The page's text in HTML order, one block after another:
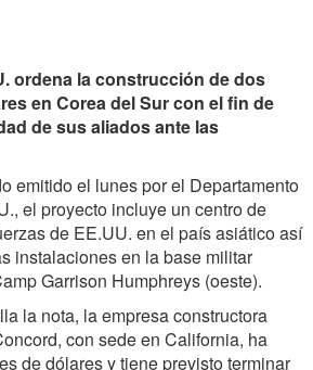
ordena la construcción de dos
en Corea del Sur con el fin de
de sus aliados ante las
emitido el lunes por el Departamento
el proyecto incluye un centro de
de EE.UU. en el país asiático así
instalaciones en la base militar
Garrison Humphreys (oeste).
la nota, la empresa constructora
con sede en California, ha
de dólares y tiene previsto terminar